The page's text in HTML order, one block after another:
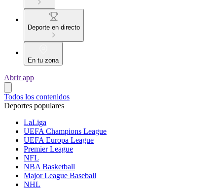
Deporte en directo
En tu zona
Abrir app
Todos los contenidos
Deportes populares
LaLiga
UEFA Champions League
UEFA Europa League
Premier League
NFL
NBA Basketball
Major League Baseball
NHL